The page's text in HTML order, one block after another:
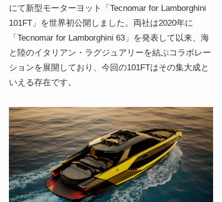
にて新型モーターヨット「Tecnomar for Lamborghini
101FT」を世界初公開しました。両社は2020年に
「Tecnomar for Lamborghini 63」を発表して以来、海
と陸のイタリアン・ラグジュアリーを結ぶコラボレー
ションを展開しており、今回の101FTはその集大成と
いえる存在です。